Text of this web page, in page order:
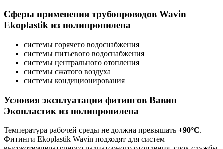
Сферы применения трубопроводов Wavin
Ekoplastik из полипропилена
системы горячего водоснабжения
системы питьевого водоснабжения
системы центрального отопления
системы сжатого воздуха
системы кондиционирования
Условия эксплуатации фитингов Вавин
Экопластик из полипропилена
Температура рабочей среды не должна превышать +90°C.
Фитинги Ekoplastik Wavin подходят для систем